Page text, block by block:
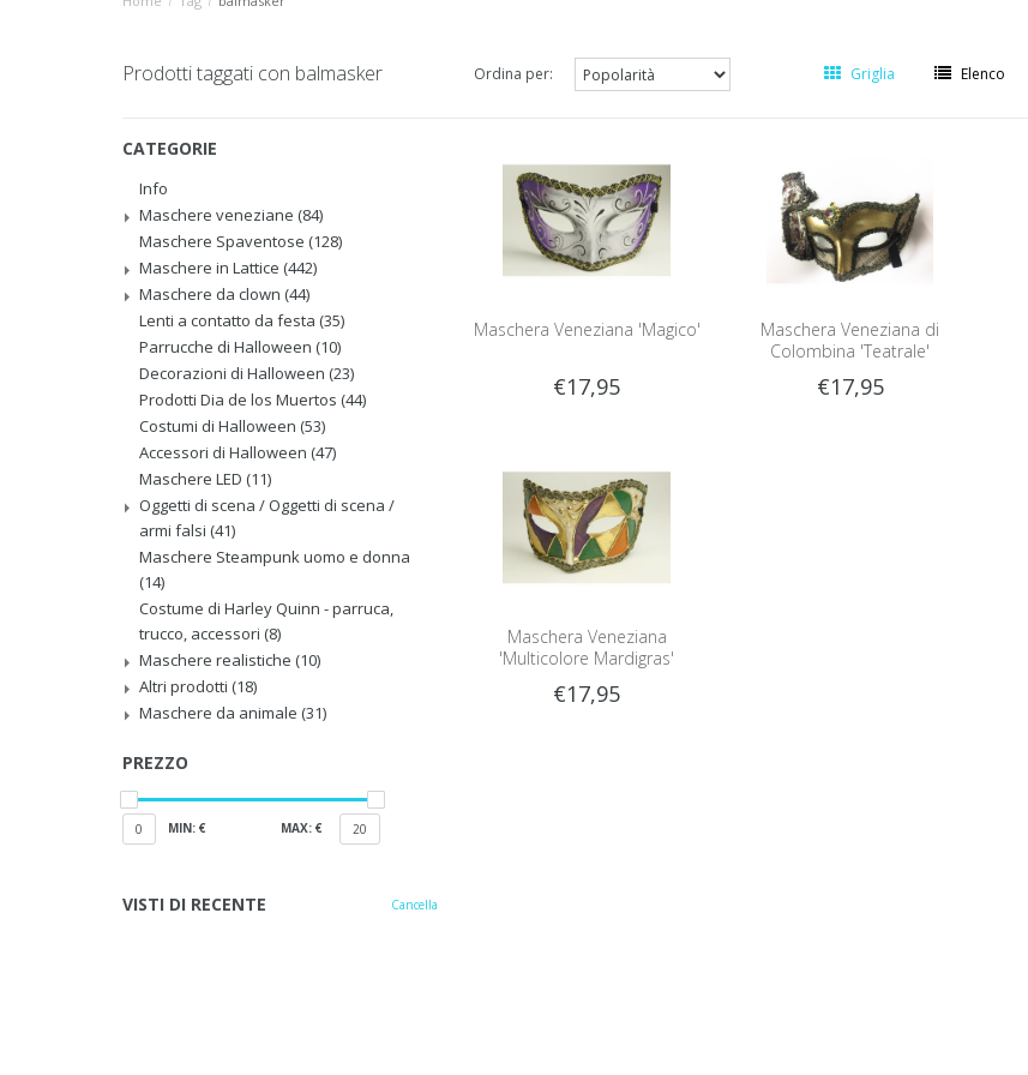
Prodotti taggati con balmasker Ordina per: Griglia Elenco
CATEGORIE
Info
Maschere veneziane (84)
Maschere Spaventose (128)
Maschere in Lattice (442)
Maschere da clown (44)
Lenti a contatto da festa (35)
Parrucche di Halloween (10)
Decorazioni di Halloween (23)
Prodotti Dia de los Muertos (44)
Costumi di Halloween (53)
Accessori di Halloween (47)
Maschere LED (11)
Oggetti di scena / Oggetti di scena /
armi falsi (41)
Maschere Steampunk uomo e donna
(14)
Costume di Harley Quinn - parruca,
trucco, accessori (8)
Maschere realistiche (10)
Altri prodotti (18)
Maschere da animale (31)
PREZZO
0 MIN: € MAX: € 20
VISTI DI RECENTE Cancella
Maschera Veneziana 'Magico'
€17,95
Maschera Veneziana di
Colombina 'Teatrale'
€17,95
Maschera Veneziana
'Multicolore Mardigras'
€17,95